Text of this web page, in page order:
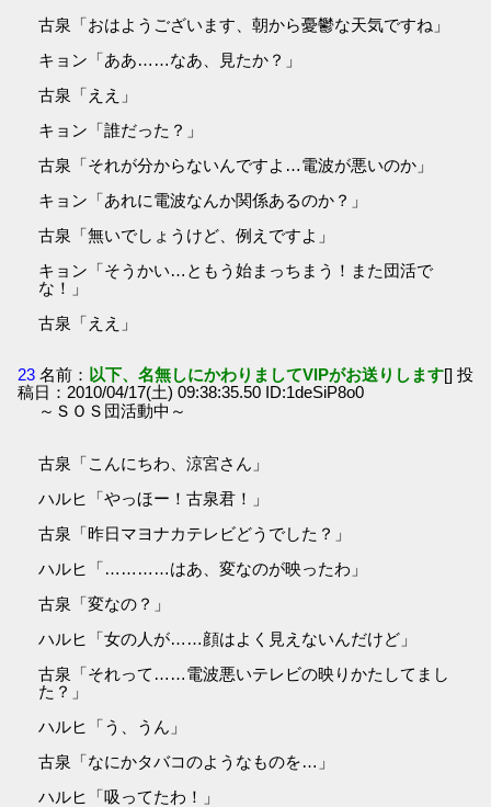
古泉「おはようございます、朝から憂鬱な天気ですね」
キョン「ああ……なあ、見たか？」
古泉「ええ」
キョン「誰だった？」
古泉「それが分からないんですよ…電波が悪いのか」
キョン「あれに電波なんか関係あるのか？」
古泉「無いでしょうけど、例えですよ」
キョン「そうかい…ともう始まっちまう！また団活で
な！」
古泉「ええ」
23 名前： 以下、名無しにかわりましてVIPがお送りします[] 投
稿日：2010/04/17(土) 09:38:35.50 ID:1deSiP8o0
～ＳＯＳ団活動中～
古泉「こんにちわ、涼宮さん」
ハルヒ「やっほー！古泉君！」
古泉「昨日マヨナカテレビどうでした？」
ハルヒ「…………はあ、変なのが映ったわ」
古泉「変なの？」
ハルヒ「女の人が……顔はよく見えないんだけど」
古泉「それって……電波悪いテレビの映りかたしてまし
た？」
ハルヒ「う、うん」
古泉「なにかタバコのようなものを…」
ハルヒ「吸ってたわ！」